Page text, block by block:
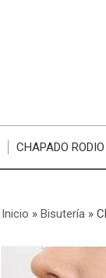
CHAPADO RODIO
Inicio » Bisutería»